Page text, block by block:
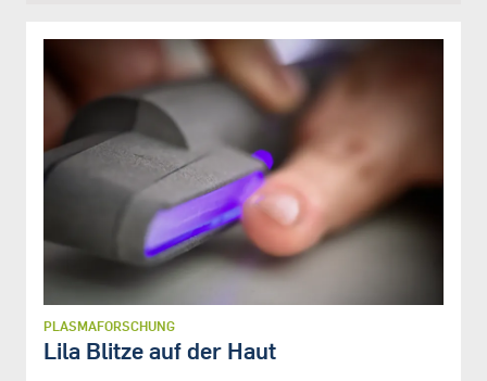
PLASMAFORSCHUNG
Lila Blitze auf der Haut